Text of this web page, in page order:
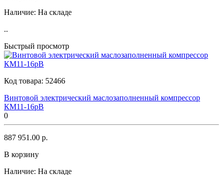
Наличие: На складе
..
Быстрый просмотр
Код товара: 52466
Винтовой электрический маслозаполненный компрессор
КМ11-16рВ
0
887 951.00 р.
В корзину
Наличие: На складе